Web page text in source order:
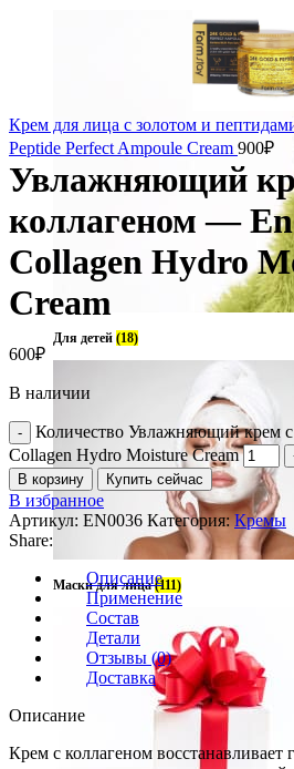
Для детей (18)
Маски для лица(111)
Крем для лица с золотом и
Peptide Perfect Ampoule Cream 900₽
Увлажняющий
коллагеном —
Collagen Hydro
Cream
600₽
В наличии
Количество Увлажняющий крем
Collagen Hydro Moisture Cream
В корзину Купить сейчас
В избранное
Артикул: EN0036 Категория: Кремы
Share:
Описание
Применение
Состав
Детали
Отзывы (0)
Доставка
Описание
Крем с коллагеном